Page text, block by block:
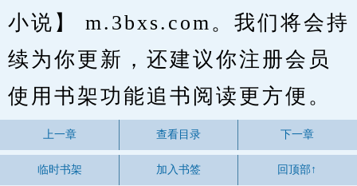
小说】 m.3bxs.com。我们将会持
续为你更新，还建议你注册会员
使用书架功能追书阅读更方便。
上一章 查看目录 下一章
临时书架 加入书签 回顶部↑